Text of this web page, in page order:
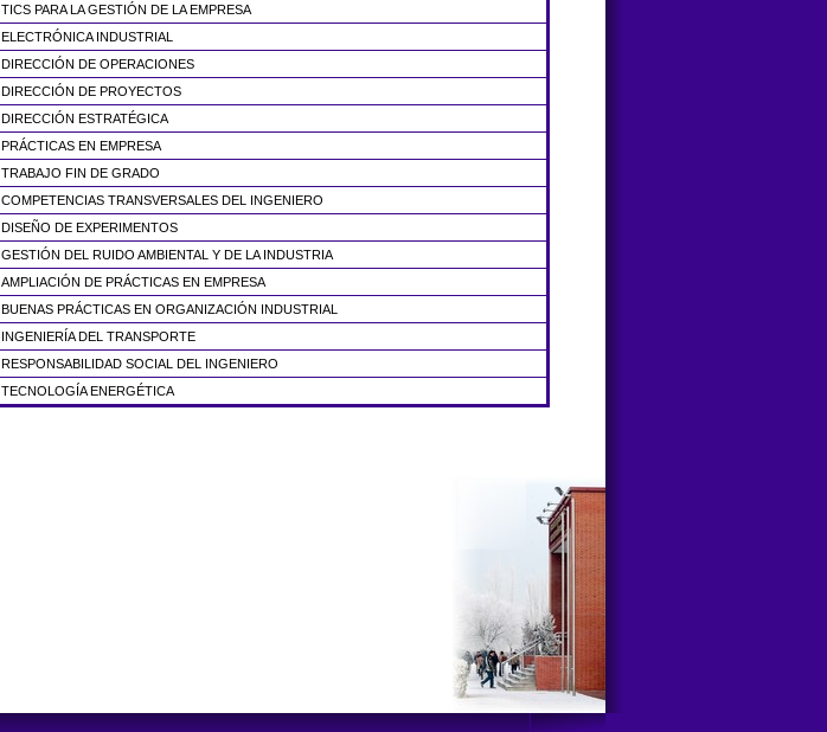
TICS PARA LA GESTIÓN DE LA EMPRESA
ELECTRÓNICA INDUSTRIAL
DIRECCIÓN DE OPERACIONES
DIRECCIÓN DE PROYECTOS
DIRECCIÓN ESTRATÉGICA
PRÁCTICAS EN EMPRESA
TRABAJO FIN DE GRADO
COMPETENCIAS TRANSVERSALES DEL INGENIERO
DISEÑO DE EXPERIMENTOS
GESTIÓN DEL RUIDO AMBIENTAL Y DE LA INDUSTRIA
AMPLIACIÓN DE PRÁCTICAS EN EMPRESA
BUENAS PRÁCTICAS EN ORGANIZACIÓN INDUSTRIAL
INGENIERÍA DEL TRANSPORTE
RESPONSABILIDAD SOCIAL DEL INGENIERO
TECNOLOGÍA ENERGÉTICA